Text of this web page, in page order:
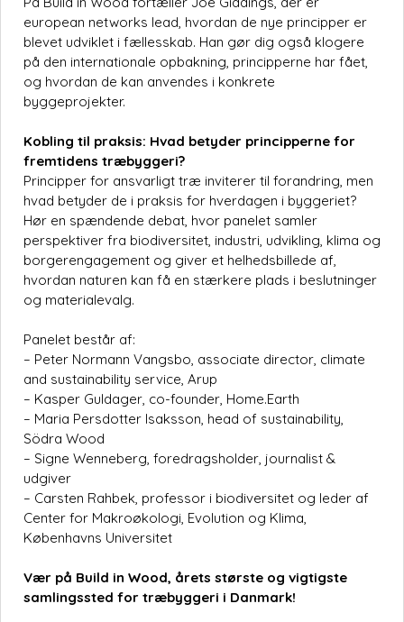
european networks lead, hvordan de nye principper er
blevet udviklet i fællesskab. Han gør dig også klogere
på den internationale opbakning, principperne har fået,
og hvordan de kan anvendes i konkrete
byggeprojekter.
Kobling til praksis: Hvad betyder principperne for
fremtidens træbyggeri?
Principper for ansvarligt træ inviterer til forandring, men
hvad betyder de i praksis for hverdagen i byggeriet?
Hør en spændende debat, hvor panelet samler
perspektiver fra biodiversitet, industri, udvikling, klima og
borgerengagement og giver et helhedsbillede af,
hvordan naturen kan få en stærkere plads i beslutninger
og materialevalg.
Panelet består af:
– Peter Normann Vangsbo, associate director, climate
and sustainability service, Arup
– Kasper Guldager, co-founder, Home.Earth
– Maria Persdotter Isaksson, head of sustainability,
Södra Wood
– Signe Wenneberg, foredragsholder, journalist &
udgiver
– Carsten Rahbek, professor i biodiversitet og leder af
Center for Makroøkologi, Evolution og Klima,
Københavns Universitet
Vær på Build in Wood, årets største og vigtigste
samlingssted for træbyggeri i Danmark!